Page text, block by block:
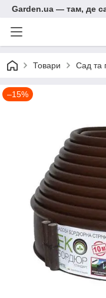
Garden.ua — там, де
Товари Сад та
–15%